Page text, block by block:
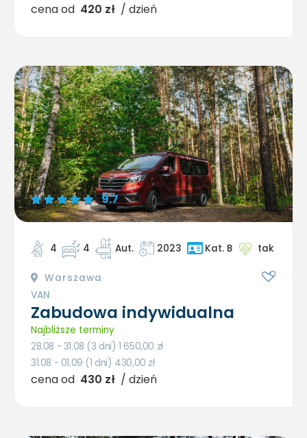
cena od 420 zł / dzień
9.7
4 4 Aut. 2023 Kat. B tak
Warszawa
VAN
Zabudowa indywidualna
Najbliższe terminy
28.08 - 31.08 (3 dni) 1 650,00 zł
31.08 - 01.09 (1 dni) 430,00 zł
cena od 430 zł / dzień